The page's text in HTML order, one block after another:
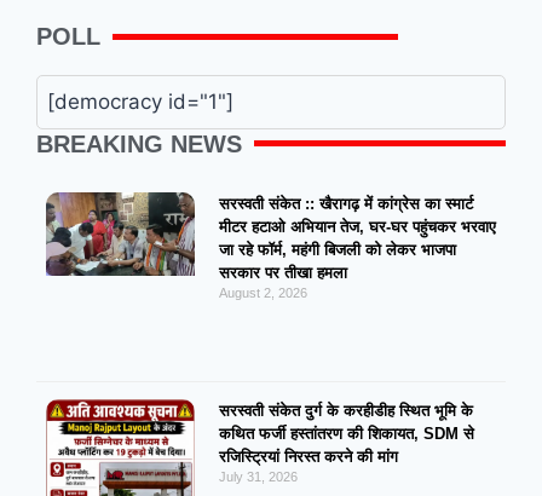
POLL
[democracy id="1"]
BREAKING NEWS
सरस्वती संकेत :: खैरागढ़ में कांग्रेस का स्मार्ट
मीटर हटाओ अभियान तेज, घर-घर पहुंचकर भरवाए
जा रहे फॉर्म, महंगी बिजली को लेकर भाजपा
सरकार पर तीखा हमला
August 2, 2026
सरस्वती संकेत दुर्ग के करहीडीह स्थित भूमि के
कथित फर्जी हस्तांतरण की शिकायत, SDM से
रजिस्ट्रियां निरस्त करने की मांग
July 31, 2026